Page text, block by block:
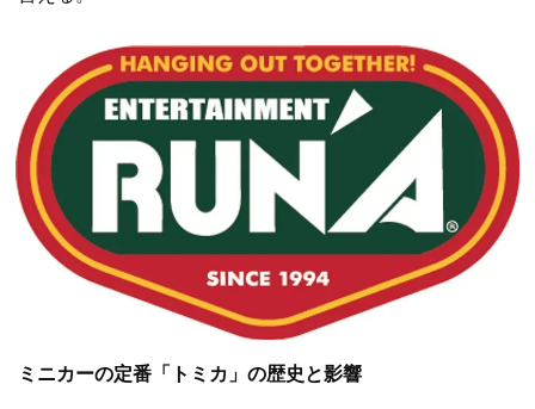
ミニカーの定番「トミカ」の歴史と影響